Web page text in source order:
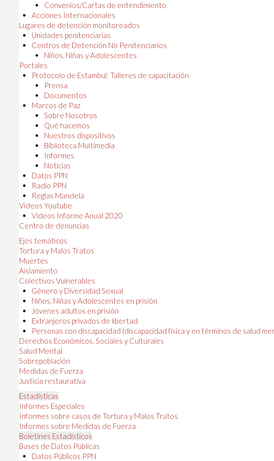
Convenios/Cartas de entendimiento
Acciones Internacionales
Lugares de detención monitoreados
Unidades penitenciarias
Centros de Detención No Penitenciarios
Niños, Niñas y Adolescentes
Portales
Protocolo de Estambul: Talleres de capacitación
Prensa
Documentos
Marcos de Paz
Sobre Nosotros
Qué hacemos
Nuestros dispositivos
Biblioteca Multimedia
Informes
Noticias
Datos PPN
Radio PPN
Reglas Mandela
Videos Youtube
Videos Informe Anual 2020
Centro de denuncias
Ejes temáticos
Tortura y Malos Tratos
Muertes
Aislamiento
Colectivos Vulnerables
Género y Diversidad Sexual
Niños, Niñas y Adolescentes en prisión
Jóvenes adultos en prisión
Extranjeros privados de libertad
Personas con discapacidad (discapacidad física y en términos de salud
Derechos Económicos, Sociales y Culturales
Salud Mental
Sobrepoblación
Medidas de Fuerza
Justicia restaurativa
Estadísticas
Informes Especiales
Informes sobre casos de Tortura y Malos Tratos
Informes sobre Medidas de Fuerza
Boletines Estadísticos
Bases de Datos Públicas
Datos Públicos PPN